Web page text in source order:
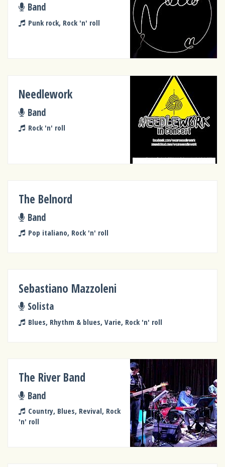
Band
Punk rock, Rock 'n' roll
Needlework
Band
Rock 'n' roll
The Belnord
Band
Pop italiano, Rock 'n' roll
Sebastiano Mazzoleni
Solista
Blues, Rhythm & blues, Varie, Rock 'n' roll
The River Band
Band
Country, Blues, Revival, Rock
'n' roll